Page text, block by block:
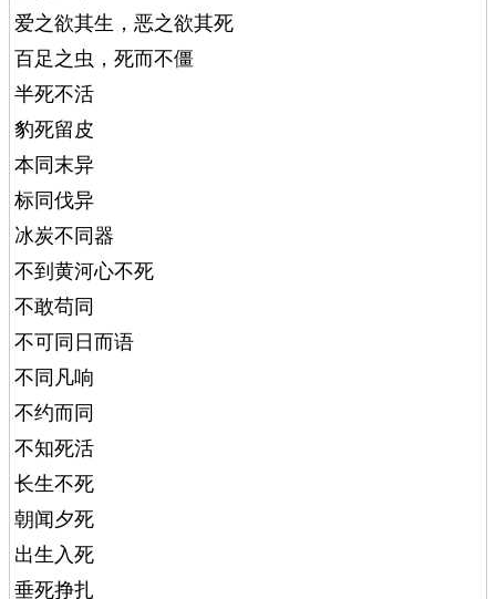
爱之欲其生，恶之欲其死
百足之虫，死而不僵
半死不活
豹死留皮
本同末异
标同伐异
冰炭不同器
不到黄河心不死
不敢苟同
不可同日而语
不同凡响
不约而同
不知死活
长生不死
朝闻夕死
出生入死
垂死挣扎